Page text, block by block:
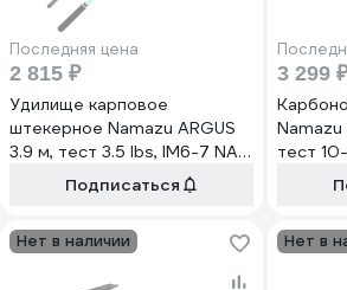
Последняя цена
2 815 ₽
Удилище карповое
штекерное Namazu ARGUS
3.9 м, тест 3.5 lbs, IM6-7 NA-
Подписаться
3 299 ₽
тест
Нет в наличии Нет в